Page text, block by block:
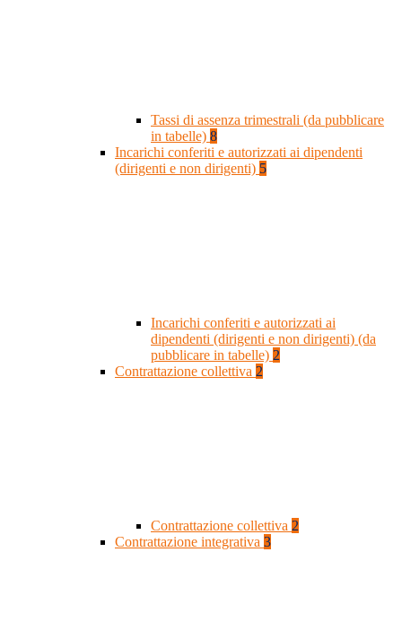
Tassi di assenza trimestrali (da pubblicare
in tabelle) 8
Incarichi conferiti e autorizzati ai dipendenti
(dirigenti e non dirigenti) 5
Incarichi conferiti e autorizzati ai
dipendenti (dirigenti e non dirigenti) (da
pubblicare in tabelle) 2
Contrattazione collettiva 2
Contrattazione collettiva 2
Contrattazione integrativa 3